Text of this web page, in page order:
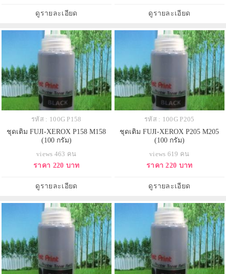
ดูรายละเอียด ดูรายละเอียด
รหัส : 100G P158
ชุดเติม FUJI-XEROX P158 M158
(100 กรัม)
views 463 คน
ราคา 220 บาท
ดูรายละเอียด
รหัส : 100G P205
ชุดเติม FUJI-XEROX P205 M205
(100 กรัม)
views 619 คน
ราคา 220 บาท
ดูรายละเอียด